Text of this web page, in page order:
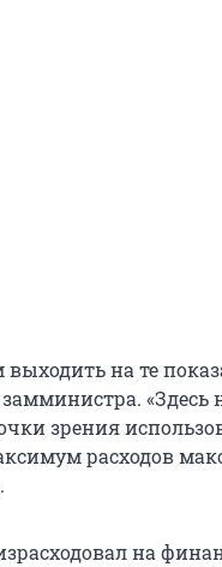
на те
«Здесь
зрения
расходов
на